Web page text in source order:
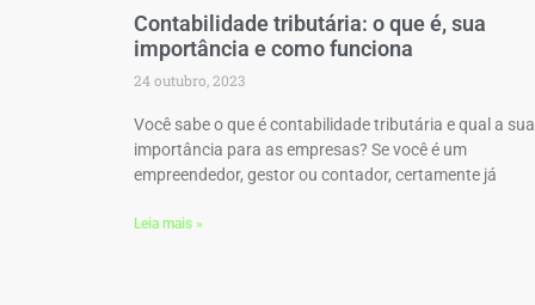
Contabilidade tributária: o que é, sua
importância e como funciona
24 outubro, 2023
Você sabe o que é contabilidade tributária e qual a sua
importância para as empresas? Se você é um
empreendedor, gestor ou contador, certamente já
Leia mais »